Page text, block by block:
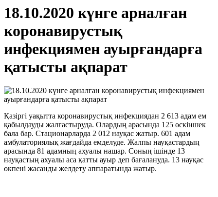
18.10.2020 күнге арналған
коронавирустық
инфекциямен ауырғандарға
қатысты ақпарат
Қазіргі уақытта коронавирустық инфекциядан 2 613 адам ем
қабылдауды жалғастыруда. Олардың арасында 125 өскіншек
бала бар. Стационарларда 2 012 науқас жатыр. 601 адам
амбулаториялық жағдайда емделуде. Жалпы науқастардың
арасында 81 адамның ахуалы нашар. Соның ішінде 13
науқастың ахуалы аса қатты ауыр деп бағалануда. 13 науқас
өкпені жасанды желдету аппаратында жатыр.